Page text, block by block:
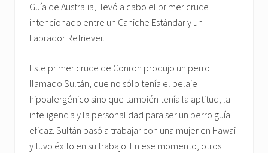
Guía de Australia, llevó a cabo el primer cruce
intencionado entre un Caniche Estándar y un
Labrador Retriever.
Este primer cruce de Conron produjo un perro
llamado Sultán, que no sólo tenía el pelaje
hipoalergénico sino que también tenía la aptitud, la
inteligencia y la personalidad para ser un perro guía
eficaz. Sultán pasó a trabajar con una mujer en Hawai
y tuvo éxito en su trabajo. En ese momento, otros